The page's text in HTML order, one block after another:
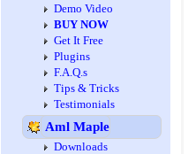
Demo Video
BUY NOW
Get It Free
Plugins
F.A.Q.s
Tips & Tricks
Testimonials
Aml Maple
Downloads